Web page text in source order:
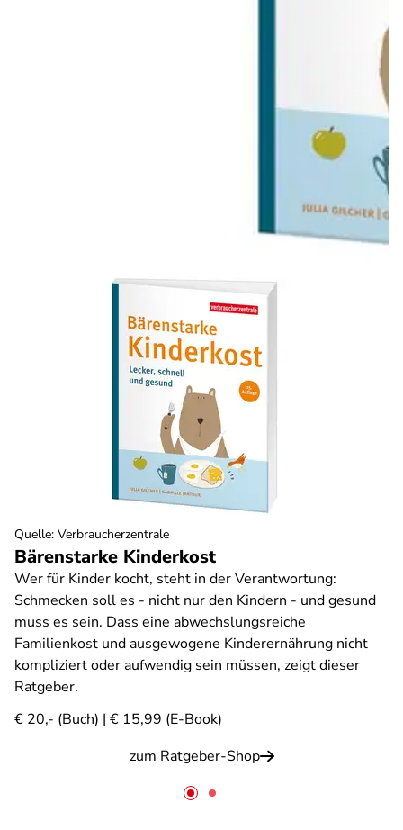
Bärenstarke Kinderkost
Wer für Kinder kocht, steht in der Verantwortung:
Schmecken soll es - nicht nur den Kindern - und gesund
muss es sein. Dass eine abwechslungsreiche
Familienkost und ausgewogene Kinderernährung nicht
kompliziert oder aufwendig sein müssen, zeigt dieser
Ratgeber.
€ 20,- (Buch) | € 15,99 (E-Book)
zum Ratgeber-Shop
Quelle: Verbraucherzentrale